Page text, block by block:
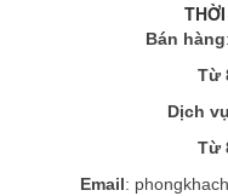
Bán hàng:
Từ
Dịch vụ
Từ
Email: